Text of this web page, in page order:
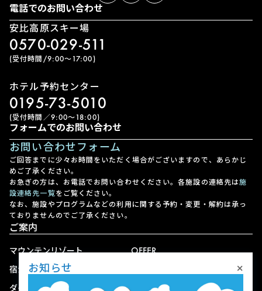
電話でのお問い合わせ
安比高原スキー場
0570-029-511
(受付時間/9:00〜17:00)
ホテル予約センター
0195-73-5010
(受付時間／9:00〜18:00)
フォームでのお問い合わせ
お問い合わせフォーム
ご回答までに少々お時間をいただく場合がございますので、あらかじ
めご了承ください。
お急ぎの方は、お電話でお問い合わせください。各施設の連絡先は施
設連絡先一覧をご覧ください。
なお、施設やプログラムなどの利用に関する予約・変更・解約は承っ
ておりませんのでご了承ください。
ご案内
マウンテンリゾート
宿泊
ダイニング
OFFER
お知らせ ×